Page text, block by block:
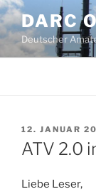
Zum
Inhalt
springen
DARC
Deutscher
AM
12. JANUAR
ATV 2.0
Liebe Leser,